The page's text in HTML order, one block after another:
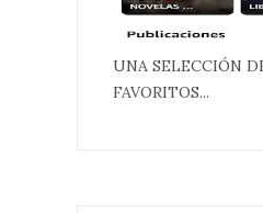
UNA SELECCIÓN
FAVORITOS...